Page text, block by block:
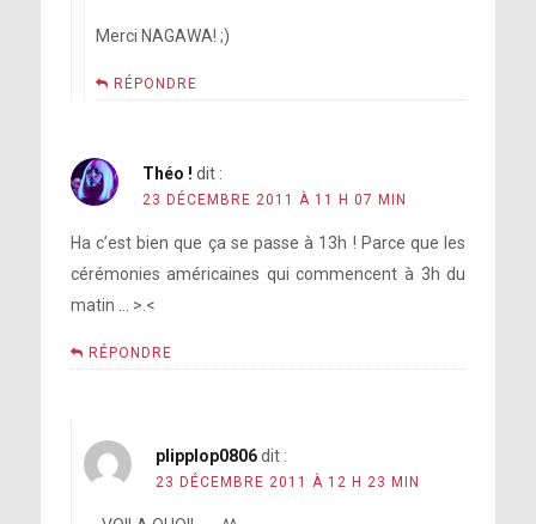
Merci NAGAWA! ;)
RÉPONDRE
Théo ! dit :
23 DÉCEMBRE 2011 À 11 H 07 MIN
Ha c’est bien que ça se passe à 13h ! Parce que les
cérémonies américaines qui commencent à 3h du
matin … >.<
RÉPONDRE
plipplop0806 dit :
23 DÉCEMBRE 2011 À 12 H 23 MIN